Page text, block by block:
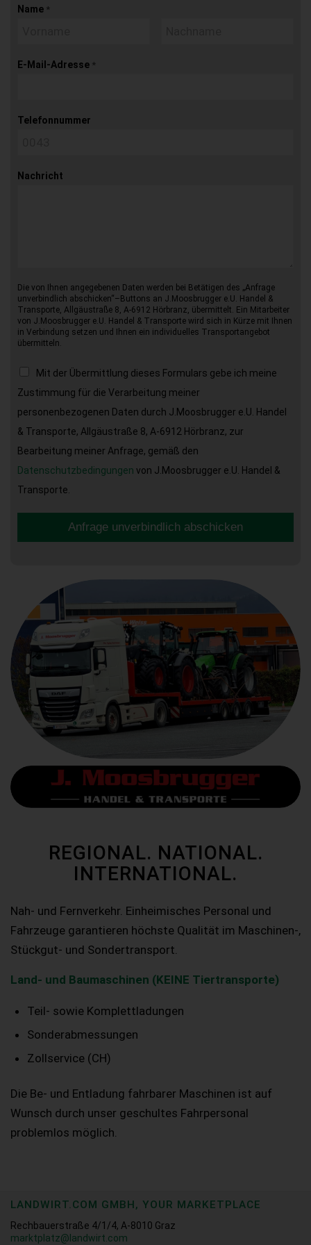
Name *
E-Mail-Adresse *
Telefonnummer
Nachricht
Die von Ihnen angegebenen Daten werden bei Betätigen des „Anfrage
unverbindlich abschicken“–Buttons an J.Moosbrugger e.U. Handel &
Transporte, Allgäustraße 8, A-6912 Hörbranz, übermittelt. Ein Mitarbeiter
von J.Moosbrugger e.U. Handel & Transporte wird sich in Kürze mit Ihnen
in Verbindung setzen und Ihnen ein individuelles Transportangebot
übermitteln.
Mit der Übermittlung dieses Formulars gebe ich meine
Zustimmung für die Verarbeitung meiner
personenbezogenen Daten durch J.Moosbrugger e.U. Handel
& Transporte, Allgäustraße 8, A-6912 Hörbranz, zur
Bearbeitung meiner Anfrage, gemäß den
Datenschutzbedingungen von J.Moosbrugger e.U. Handel &
Transporte.
Anfrage unverbindlich abschicken
REGIONAL. NATIONAL.
INTERNATIONAL.
Nah- und Fernverkehr. Einheimisches Personal und
Fahrzeuge garantieren höchste Qualität im Maschinen-,
Stückgut- und Sondertransport.
Land- und Baumaschinen (KEINE Tiertransporte)
Teil- sowie Komplettladungen
Sonderabmessungen
Zollservice (CH)
Die Be- und Entladung fahrbarer Maschinen ist auf
Wunsch durch unser geschultes Fahrpersonal
problemlos möglich.
LANDWIRT.COM GMBH, YOUR MARKETPLACE
Rechbauerstraße 4/1/4, A-8010 Graz
marktplatz@landwirt.com